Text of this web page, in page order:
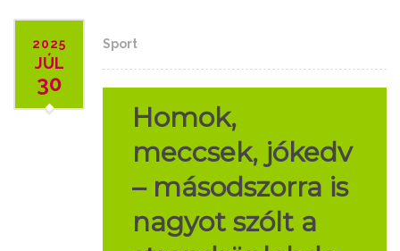
2025
JÚL
30
Sport
Homok,
meccsek, jókedv
– másodszorra is
nagyot szólt a